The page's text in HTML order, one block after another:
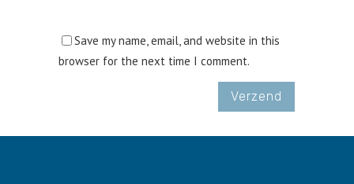
Save my name, email, and website in this
browser for the next time I comment.